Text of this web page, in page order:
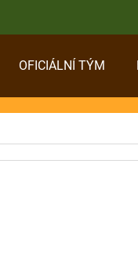
OFICIÁLNÍ TÝM